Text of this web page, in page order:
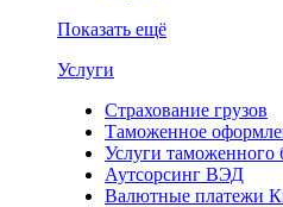
Показать ещё
Услуги
Страхование грузов
Таможенное
Услуги таможенного
Аутсорсинг ВЭД
Валютные платежи